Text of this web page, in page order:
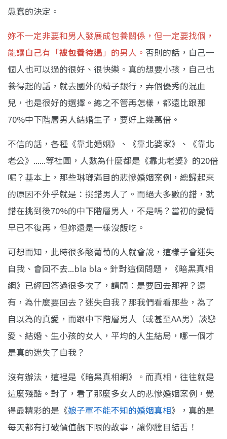
愚蠢的決定。
妳不一定非要和男人發展成包養關係，但一定要找個，
能讓自己有「被包養待遇 」的男人。 否則的話，自己一
個人也可以過的很好、很快樂。真的想要小孩，自己也
養得起的話，就去國外的精子銀行，弄個優秀的混血
兒，也是很好的選擇。總之不管再怎樣，都遠比跟那
70%中下階層男人結婚生子，要好上幾萬倍。
不信的話，各種《靠北婚姻》、《靠北婆家》、《靠北
老公》......等社團，人數為什麼都是《靠北老婆》的20倍
呢？基本上，那些琳瑯滿目的悲慘婚姻案例，總歸起來
的原因不外乎就是：挑錯男人了。而絕大多數的錯，就
錯在挑到後70%的中下階層男人，不是嗎？當初的愛情
早已不復再，但妳還是一樣沒飯吃。
可想而知，此時很多酸葡萄的人就會說，這樣子會迷失
自我、會回不去...bla bla。針對這個問題，《暗黑真相
網》已經回答過很多次了，請問：是要回去那裡？還
有，為什麼要回去？迷失自我？那我們看看那些，為了
自以為的真愛，而跟中下階層男人（或甚至AA男）談戀
愛、結婚、生小孩的女人，平均的人生結局，哪一個才
是真的迷失了自我？
沒有辦法，這裡是《暗黑真相網》。而真相，往往就是
這麼殘酷。對了，看了那麼多女人的悲慘婚姻案例，覺
得最精彩的是《娘子軍不能不知的婚姻真相》，真的是
每天都有打破價值觀下限的故事，讓你膛目結舌！